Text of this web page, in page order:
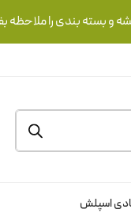
و بسته بندی را ملاحظه
اسپلش